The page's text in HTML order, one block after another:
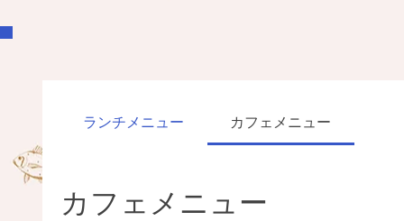
ランチメニュー カフェメニュー
カフェメニュー